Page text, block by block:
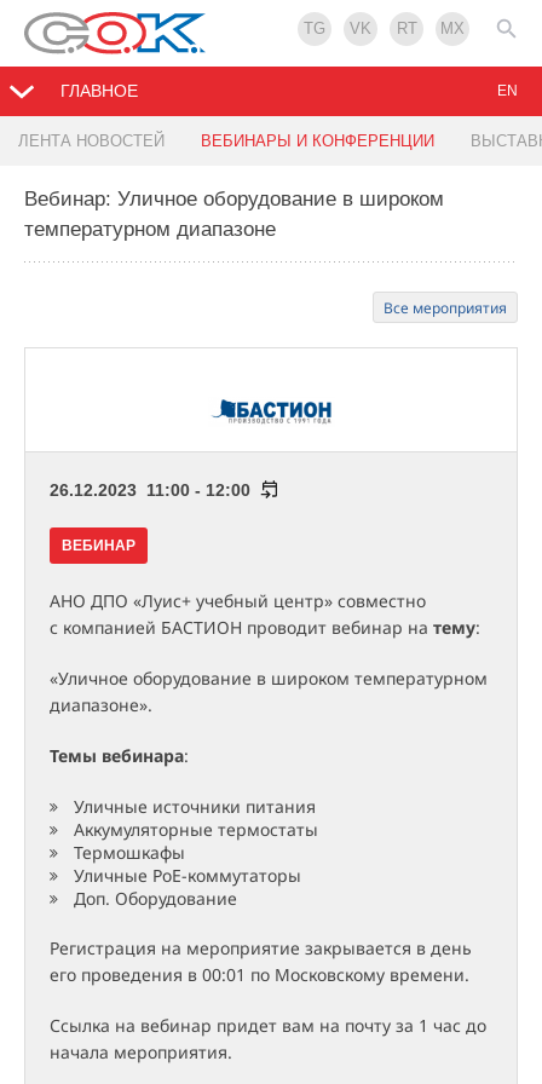
TG VK RT MX
ГЛАВНОЕ
ЛЕНТА НОВОСТЕЙ ВЕБИНАРЫ И КОНФЕРЕНЦИИ
EN
Вебинар: Уличное оборудование в широком
температурном диапазоне
Все мероприятия
26.12.2023 11:00 - 12:00
ВЕБИНАР
АНО ДПО «Луис+ учебный центр» совместно
с компанией БАСТИОН проводит вебинар на тему:
«Уличное оборудование в широком температурном
диапазоне».
Темы вебинара:
Уличные источники питания
Аккумуляторные термостаты
Термошкафы
Уличные РоЕ-коммутаторы
Доп. Оборудование
Регистрация на мероприятие закрывается в день
его проведения в 00:01 по Московскому времени.
Ссылка на вебинар придет вам на почту за 1 час до
начала мероприятия.